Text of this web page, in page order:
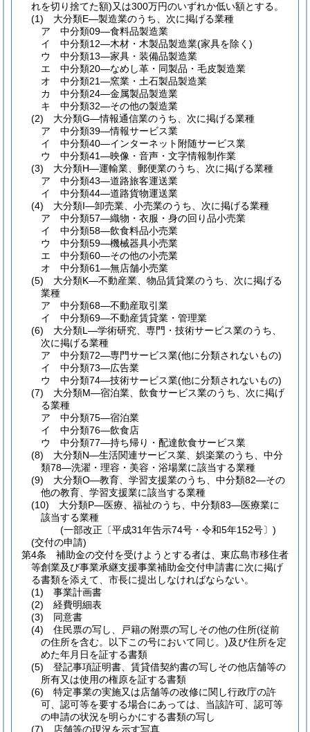
れを切り捨てた額)又は300万円のいずれか低い額とする。
(1)
大分類E―製造業のうち、次に掲げる業種
ア
中分類09―食料品製造業
イ
中分類12―木材・木製品製造業(家具を除く)
ウ
中分類13―家具・装備品製造業
エ
中分類20―なめし革・同製品・毛皮製造業
オ
中分類21―窯業・土石製品製造業
カ
中分類24―金属製品製造業
キ
中分類32―その他の製造業
(2)
大分類G―情報通信業のうち、次に掲げる業種
ア
中分類39―情報サービス業
イ
中分類40―インターネット附随サービス業
ウ
中分類41―映像・音声・文字情報制作業
(3)
大分類H―運輸業、郵便業のうち、次に掲げる業種
ア
中分類43―道路旅客運送業
イ
中分類44―道路貨物運送業
(4)
大分類I―卸売業、小売業のうち、次に掲げる業種
ア
中分類57―織物・衣服・身の回り品小売業
イ
中分類58―飲食料品小売業
ウ
中分類59―機械器具小売業
エ
中分類60―その他の小売業
オ
中分類61―無店舗小売業
(5)
大分類K―不動産業、物品賃貸業のうち、次に掲げる
業種
ア
中分類68―不動産取引業
イ
中分類69―不動産賃貸業・管理業
(6)
大分類L―学術研究、専門・技術サービス業のうち、
次に掲げる業種
ア
中分類72―専門サービス業(他に分類されないもの)
イ
中分類73―広告業
ウ
中分類74―技術サービス業(他に分類されないもの)
(7)
大分類M―宿泊業、飲食サービス業のうち、次に掲げ
る業種
ア
中分類75―宿泊業
イ
中分類76―飲食店
ウ
中分類77―持ち帰り・配達飲食サービス業
(8)
大分類N―生活関連サービス業、娯楽業のうち、中分
類78―洗濯・理容・美容・浴場業に該当する業種
(9)
大分類O―教育、学習支援業のうち、中分類82―その
他の教育、学習支援業に該当する業種
(10)
大分類P―医療、福祉のうち、中分類83―医療業に
該当する業種
(一部改正〔平成31年告示74号・令和5年152号〕)
(交付の申請)
第4条
補助金の交付を受けようとする者は、東広島市移住者
等創業及び事業承継支援事業補助金交付申請書に次に掲げ
る書類を添えて、市長に提出しなければならない。
(1)
事業計画書
(2)
経費明細表
(3)
同意書
(4)
住民票の写し、戸籍の附票の写しその他の住所(従前
の住所を含む。以下この号において同じ。)及び住所を定
めた年月日を証する書類
(5)
登記事項証明書、賃貸借契約書の写しその他店舗等の
所有又は使用の権原を証する書類
(6)
特定事業の実施又は店舗等の改修に関し行政庁の許
可、認可等を要する場合にあっては、当該許可、認可等
の申請の状況を明らかにする書類の写し
(7)
店舗等の現況を示す写真